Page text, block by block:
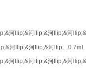
河llip;&河llip;&河llip;&河
河llip;&河llip;&河llip;.. 0.7mL
河llip;&河llip;&河llip;&河